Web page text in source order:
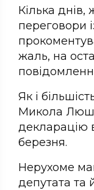
Кілька днів,
переговори
жаль, на
Як і
Микола
декларацію
березня.
Нерухоме
депутата та